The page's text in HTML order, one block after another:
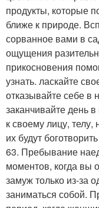
продукты, которые
ближе к природе.
сорванное вами в
ощущения
прикосновения
узнать. ласкайте
отказывайте себе в
заканчивайте день
к своему лицу,
их будут
63. Пребывание
моментов, когда вы
замуж только из-за
заниматься собой.